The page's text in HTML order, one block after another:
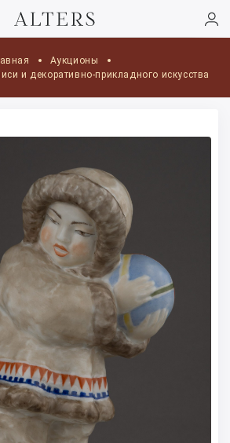
Аукционы
и декоративно-прикладного искусства